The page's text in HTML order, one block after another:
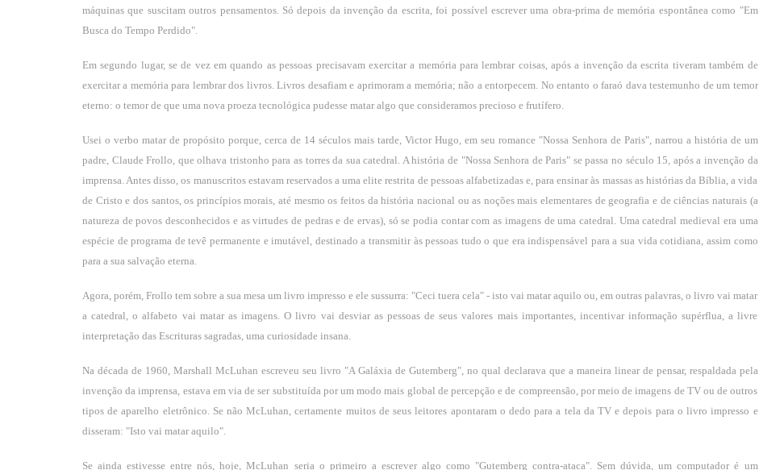
máquinas que suscitam outros pensamentos. Só depois da invenção da escrita, foi possível escrever uma obra-prima de memória espontânea como "Em
Busca do Tempo Perdido".
Em segundo lugar, se de vez em quando as pessoas precisavam exercitar a memória para lembrar coisas, após a invenção da escrita tiveram também de
exercitar a memória para lembrar dos livros. Livros desafiam e aprimoram a memória; não a entorpecem. No entanto o faraó dava testemunho de um temor
eterno: o temor de que uma nova proeza tecnológica pudesse matar algo que consideramos precioso e frutífero.
Usei o verbo matar de propósito porque, cerca de 14 séculos mais tarde, Victor Hugo, em seu romance "Nossa Senhora de Paris", narrou a história de um
padre, Claude Frollo, que olhava tristonho para as torres da sua catedral. A história de "Nossa Senhora de Paris" se passa no século 15, após a invenção da
imprensa. Antes disso, os manuscritos estavam reservados a uma elite restrita de pessoas alfabetizadas e, para ensinar às massas as histórias da Bíblia, a vida
de Cristo e dos santos, os princípios morais, até mesmo os feitos da história nacional ou as noções mais elementares de geografia e de ciências naturais (a
natureza de povos desconhecidos e as virtudes de pedras e de ervas), só se podia contar com as imagens de uma catedral. Uma catedral medieval era uma
espécie de programa de tevê permanente e imutável, destinado a transmitir às pessoas tudo o que era indispensável para a sua vida cotidiana, assim como
para a sua salvação eterna.
Agora, porém, Frollo tem sobre a sua mesa um livro impresso e ele sussurra: "Ceci tuera cela" - isto vai matar aquilo ou, em outras palavras, o livro vai matar
a catedral, o alfabeto vai matar as imagens. O livro vai desviar as pessoas de seus valores mais importantes, incentivar informação supérflua, a livre
interpretação das Escrituras sagradas, uma curiosidade insana.
Na década de 1960, Marshall McLuhan escreveu seu livro "A Galáxia de Gutemberg", no qual declarava que a maneira linear de pensar, respaldada pela
invenção da imprensa, estava em via de ser substituída por um modo mais global de percepção e de compreensão, por meio de imagens de TV ou de outros
tipos de aparelho eletrônico. Se não McLuhan, certamente muitos de seus leitores apontaram o dedo para a tela da TV e depois para o livro impresso e
disseram: "Isto vai matar aquilo".
Se ainda estivesse entre nós, hoje, McLuhan seria o primeiro a escrever algo como "Gutemberg contra-ataca". Sem dúvida, um computador é um